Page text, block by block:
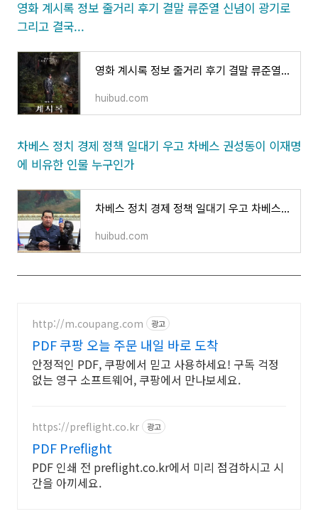
영화 계시록 정보 줄거리 후기 결말 류준열 신념이 광기로
그리고 결국...
영화 계시록 정보 줄거리 후기 결말 류준열 신념이 광기로 그리고 결국...
huibud.com
차베스 정치 경제 정책 일대기 우고 차베스 권성동이 이재명
에 비유한 인물 누구인가
차베스 정치 경제 정책 일대기 우고 차베스 권성동이 이재명에 비유한 인물 누구인가
huibud.com
http://m.coupang.com 광고
PDF 쿠팡 오늘 주문 내일 바로 도착
안정적인 PDF, 쿠팡에서 믿고 사용하세요! 구독 걱정
없는 영구 소프트웨어, 쿠팡에서 만나보세요.
https://preflight.co.kr 광고
PDF Preflight
PDF 인쇄 전 preflight.co.kr에서 미리 점검하시고 시
간을 아끼세요.